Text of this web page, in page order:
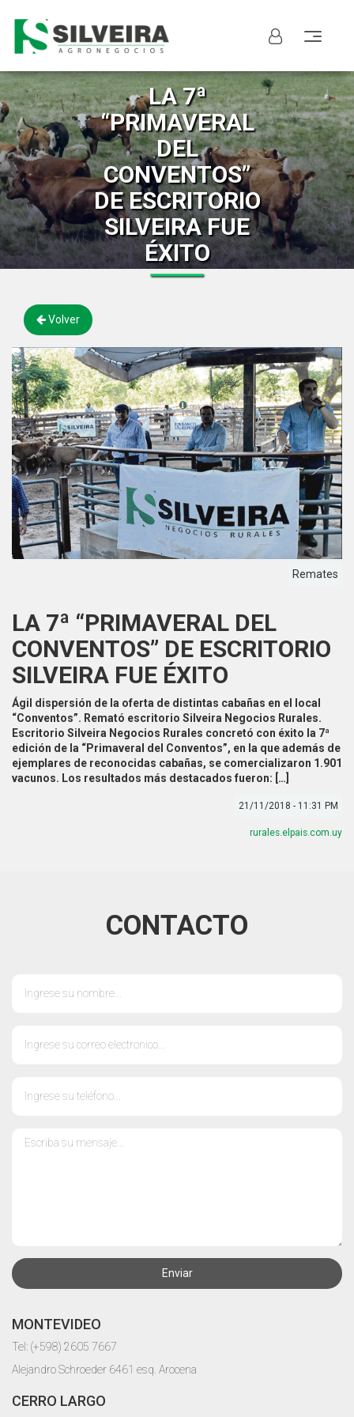
LA 7ª
“PRIMAVERAL
DEL
CONVENTOS”
DE ESCRITORIO
SILVEIRA FUE
ÉXITO
Volver
Remates
LA 7ª “PRIMAVERAL DEL
CONVENTOS” DE ESCRITORIO
SILVEIRA FUE ÉXITO
Ágil dispersión de la oferta de distintas cabañas en el local
“Conventos”. Remató escritorio Silveira Negocios Rurales.
Escritorio Silveira Negocios Rurales concretó con éxito la 7ª
edición de la “Primaveral del Conventos”, en la que además de
ejemplares de reconocidas cabañas, se comercializaron 1.901
vacunos. Los resultados más destacados fueron: […]
21/11/2018 - 11:31 PM
rurales.elpais.com.uy
CONTACTO
Enviar
MONTEVIDEO
Tel: (+598) 2605 7667
Alejandro Schroeder 6461 esq. Arocena
CERRO LARGO